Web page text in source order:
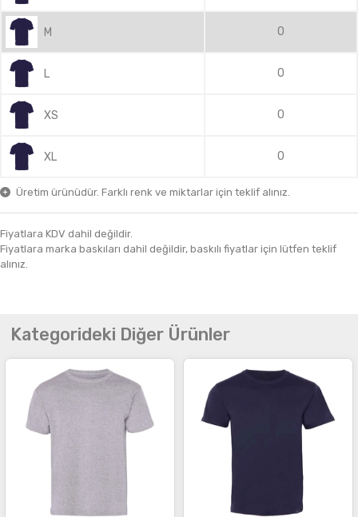
M 0
L 0
XS 0
XL 0
Üretim ürünüdür. Farklı renk ve miktarlar için teklif alınız.
Fiyatlara KDV dahil değildir.
Fiyatlara marka baskıları dahil değildir, baskılı fiyatlar için lütfen teklif
alınız.
Kategorideki Diğer Ürünler